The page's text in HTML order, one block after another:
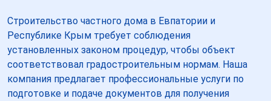
Строительство частного дома в Евпатории и
Республике Крым требует соблюдения
установленных законом процедур, чтобы объект
соответствовал градостроительным нормам. Наша
компания предлагает профессиональные услуги по
подготовке и подаче документов для получения